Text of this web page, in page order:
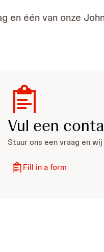
en één van onze
Vul een
Stuur ons een vraag en
Fill in a form